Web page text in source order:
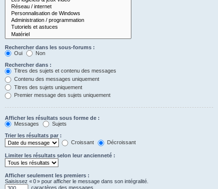
Rechercher dans les sous-forums :
Oui
Non
Rechercher dans :
Titres des sujets et contenu des messages
Contenu des messages uniquement
Titres des sujets uniquement
Premier message des sujets uniquement
Afficher les résultats sous forme de :
Messages
Sujets
Trier les résultats par :
Croissant
Décroissant
Limiter les résultats selon leur ancienneté :
Afficher seulement les premiers :
Saisissez « 0 » pour afficher le message dans son intégralité.
caractères des messages